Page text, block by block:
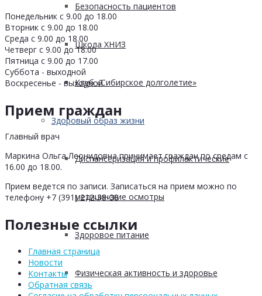
Безопасность пациентов
Школа ХНИЗ
Клуб «Сибирское долголетие»
Здоровый образ жизни
Диспансеризация и профилактические
медицинские осмотры
Здоровое питание
Физическая активность и здоровье
Понедельник с 9.00 до 18.00
Вторник с 9.00 до 18.00
Среда с 9.00 до 18.00
Четверг с 9.00 до 18.00
Пятница с 9.00 до 17.00
Суббота - выходной
Воскресенье - выходной
Прием граждан
Главный врач
Маркина Ольга Леонидовна принимает граждан по средам с
16.00 до 18.00.
Прием ведется по записи. Записаться на прием можно по
телефону +7 (391) 212-38-38
Полезные ссылки
Главная страница
Новости
Контакты
Обратная связь